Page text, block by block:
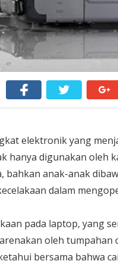
elektronik yang
hanya digunakan oleh
bahkan anak-anak
dalam
pada laptop, yang
oleh tumpahan
bersama bahwa